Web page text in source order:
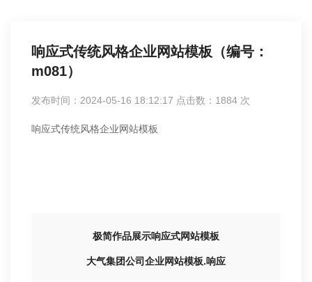
响应式传统风格企业网站模板（编号：
m081）
发布时间：2024-05-16 18:12:17 点击数： 1884 次
响应式传统风格企业网站模板
极简作品展示响应式网站模板
大气集团公司企业网站模板.响应